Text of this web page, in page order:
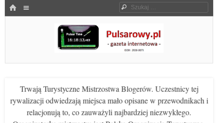
HOME Szukaj
Pulsarowy.pl
Trwają Turystyczne Mistrzostwa Blogerów. Uczestnicy tej
rywalizacji odwiedzają miejsca mało opisane w przewodnikach i
relacjonują to, co zauważyli najbardziej niezwykłego.